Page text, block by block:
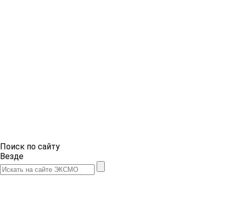
Поиск по сайту
Везде